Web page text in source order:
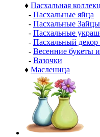
♦ Пасхальная
- Пасхальные яйца
- Пасхальные Зайцы
- Пасхальные
- Пасхальный декор
- Весенние букеты
- Вазочки
♦ Масленица